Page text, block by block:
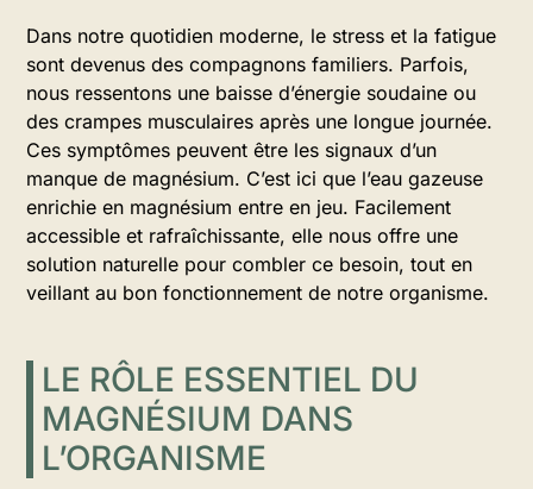
Dans notre quotidien moderne, le stress et la fatigue
sont devenus des compagnons familiers. Parfois,
nous ressentons une baisse d’énergie soudaine ou
des crampes musculaires après une longue journée.
Ces symptômes peuvent être les signaux d’un
manque de magnésium. C’est ici que l’eau gazeuse
enrichie en magnésium entre en jeu. Facilement
accessible et rafraîchissante, elle nous offre une
solution naturelle pour combler ce besoin, tout en
veillant au bon fonctionnement de notre organisme.
LE RÔLE ESSENTIEL DU
MAGNÉSIUM DANS
L’ORGANISME